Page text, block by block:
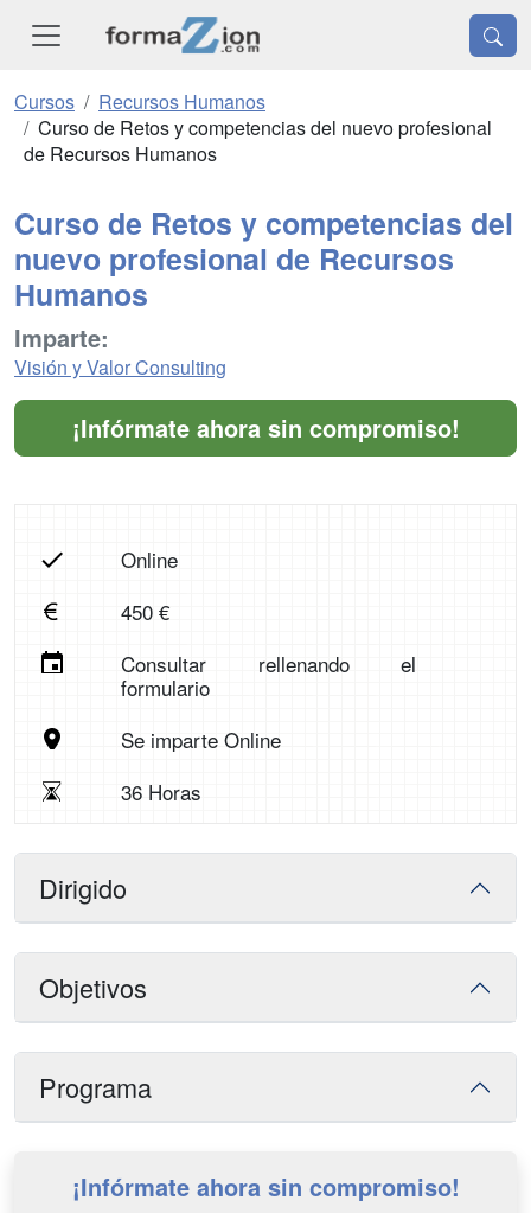
Cursos
Recursos Humanos
Curso de Retos y competencias del nuevo profesional
de Recursos Humanos
Curso de Retos y competencias del
nuevo profesional de Recursos
Humanos
Imparte:
Visión y Valor Consulting
¡Infórmate ahora sin compromiso!
Online
450 €
Consultar rellenando el
formulario
Se imparte Online
36 Horas
Dirigido
Objetivos
Programa
¡Infórmate ahora sin compromiso!